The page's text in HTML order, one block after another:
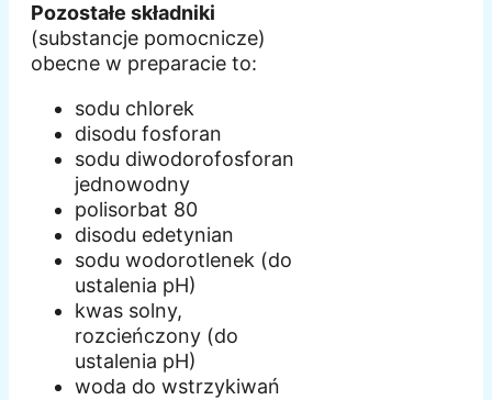
Pozostałe składniki
(substancje pomocnicze)
obecne w preparacie to:
sodu chlorek
disodu fosforan
sodu diwodorofosforan
jednowodny
polisorbat 80
disodu edetynian
sodu wodorotlenek (do
ustalenia pH)
kwas solny,
rozcieńczony (do
ustalenia pH)
woda do wstrzykiwań